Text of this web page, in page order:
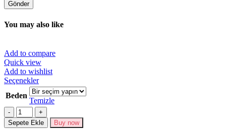
You may also like
Add to compare
Quick view
Add to wishlist
SeçeneklerBu
ürünün
birden
fazla
varyasyonu
var.
Beden
Temizle
Miktar
Sepete Ekle Buy now